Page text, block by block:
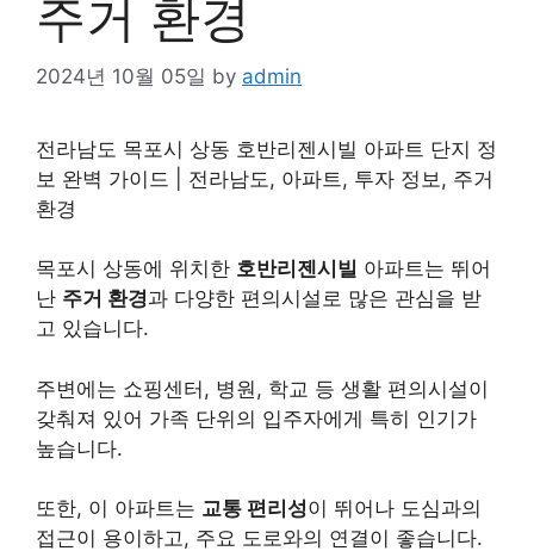
주거 환경
2024년 10월 05일 by admin
전라남도 목포시 상동 호반리젠시빌 아파트 단지 정
보 완벽 가이드 | 전라남도, 아파트, 투자 정보, 주거
환경
목포시 상동에 위치한 호반리젠시빌 아파트는 뛰어
난 주거 환경과 다양한 편의시설로 많은 관심을 받
고 있습니다.
주변에는 쇼핑센터, 병원, 학교 등 생활 편의시설이
갖춰져 있어 가족 단위의 입주자에게 특히 인기가
높습니다.
또한, 이 아파트는 교통 편리성이 뛰어나 도심과의
접근이 용이하고, 주요 도로와의 연결이 좋습니다.